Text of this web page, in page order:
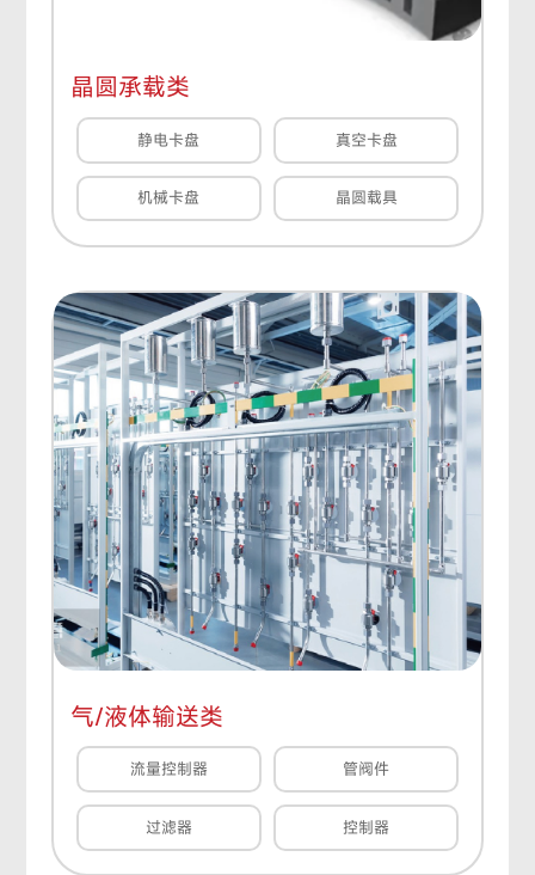
晶圆承载类
静电卡盘 真空卡盘
机械卡盘 晶圆载具
气/液体输送类
流量控制器 管阀件
过滤器 控制器